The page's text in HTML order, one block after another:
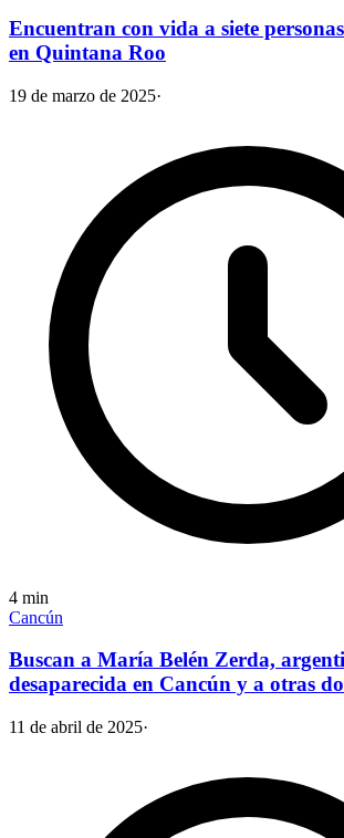
Encuentran con vida a siete
en Quintana Roo
19 de marzo de 2025·
4 min
Cancún
Buscan a María Belén Zerda,
desaparecida en Cancún y a otras
11 de abril de 2025·